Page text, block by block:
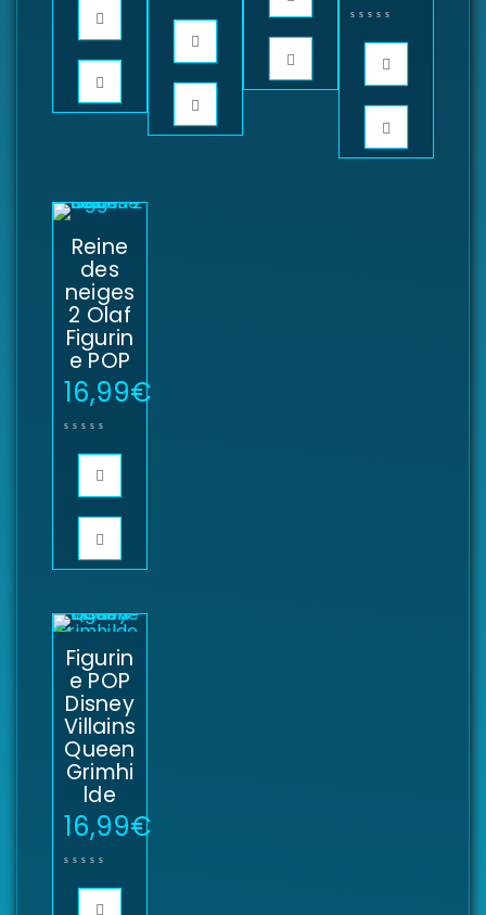
Reine
des
neiges
2 Olaf
Figurin
e POP
16,99€
Figurin
e POP
Disney
Villains
Queen
Grimhi
lde
16,99€